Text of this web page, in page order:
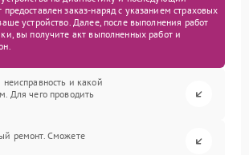
заказ-наряд с указанием страховых
устройство. Далее, после выполнения работ
вы получите акт выполненных работ и
и какой
Для чего проводить
ремонт. Сможете